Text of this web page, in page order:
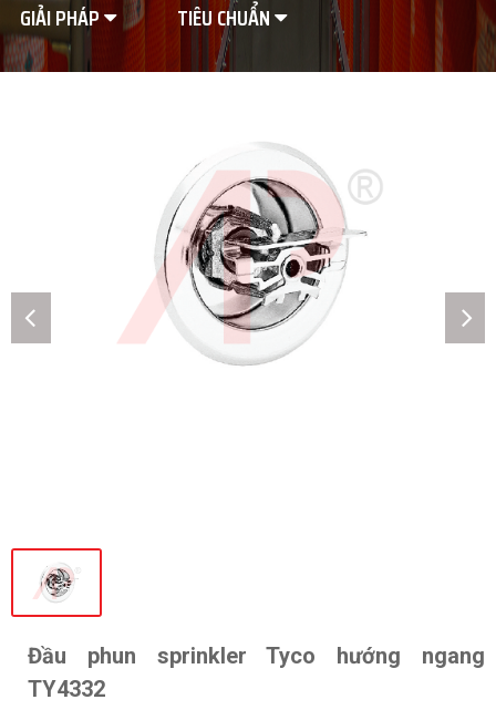
GIẢI PHÁP
TIÊU CHUẨN
Đầu phun sprinkler Tyco hướng ngang
TY4332